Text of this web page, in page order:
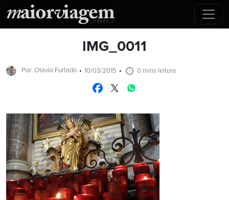
IMG_0011
Por: Otavio Furtado 10/03/2015 0 mins leitura